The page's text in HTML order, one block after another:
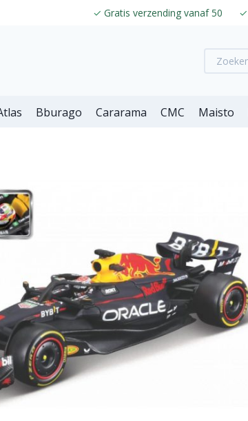
✓ Gratis verzending vanaf 50 ✓
Bburago Cararama CMC Maisto